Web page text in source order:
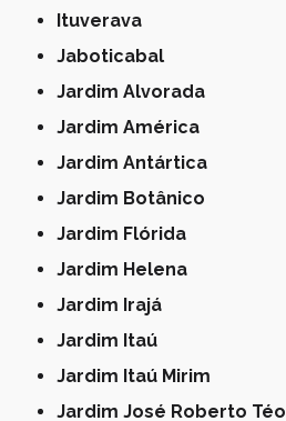
Ituverava
Jaboticabal
Jardim Alvorada
Jardim América
Jardim Antártica
Jardim Botânico
Jardim Flórida
Jardim Helena
Jardim Irajá
Jardim Itaú
Jardim Itaú Mirim
Jardim José Roberto Téo